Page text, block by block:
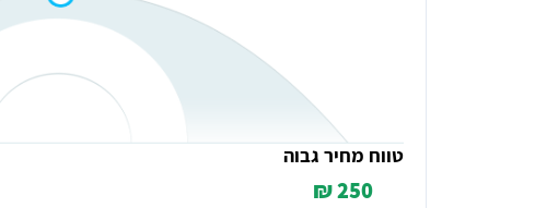
טווח מחיר גבוה
250 ₪